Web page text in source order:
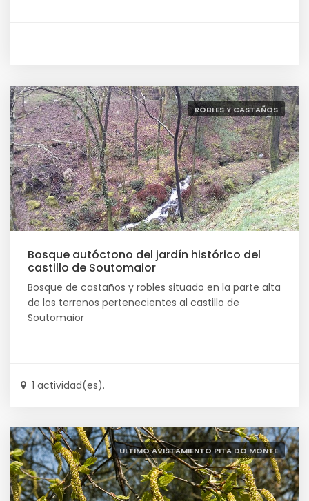
ROBLES Y CASTAÑOS
Bosque autóctono del jardín histórico del
castillo de Soutomaior
Bosque de castaños y robles situado en la parte alta
de los terrenos pertenecientes al castillo de
Soutomaior
1 actividad(es).
ULTIMO AVISTAMIENTO PITA DO MONTE